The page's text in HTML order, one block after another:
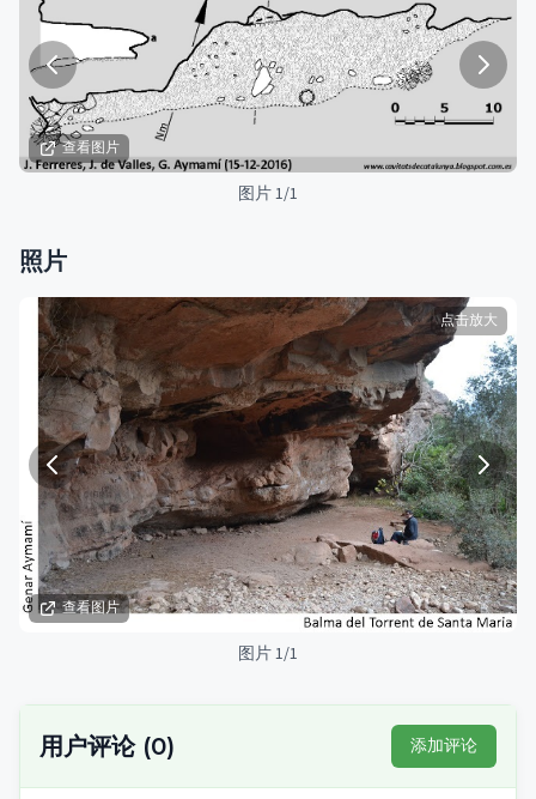
查看图片
图片 1/1
照片
查看图片
点击放大
图片 1/1
用户评论(0) 添加评论